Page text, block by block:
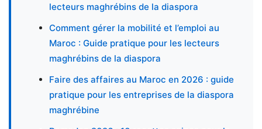
lecteurs maghrébins de la diaspora
Comment gérer la mobilité et l’emploi au
Maroc : Guide pratique pour les lecteurs
maghrébins de la diaspora
Faire des affaires au Maroc en 2026 : guide
pratique pour les entreprises de la diaspora
maghrébine